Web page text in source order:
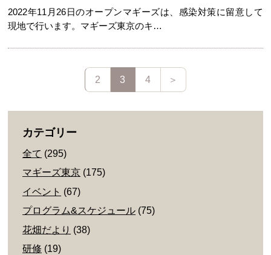
2022年11月26日のオープンマギーズは、感染対策に留意して
現地で行います。マギーズ東京のキ…
2 3 4 ＞
カテゴリー
全て (295)
マギーズ東京 (175)
イベント (67)
プログラム&スケジュール (75)
花畑だより (38)
研修 (19)